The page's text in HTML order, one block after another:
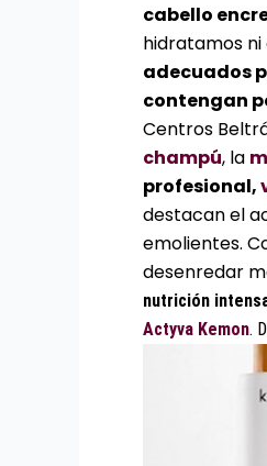
cabello
hidratamos
adecuados
contengan
Centros
champú, la
profesional,
destacan el
emolientes.
desenredar
nutrición
Actyva Kemon.